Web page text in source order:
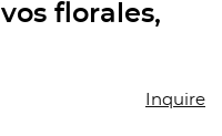
florales,
Inquire